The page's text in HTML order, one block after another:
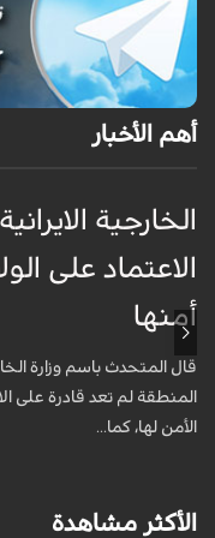
أهم الأخبار
الخارجية
الاعتماد على
أمنها
قال المتحدث باسم وزارة
المنطقة لم تعد قادرة على
الأمن لها، كما...
الأكثر مشاهدة